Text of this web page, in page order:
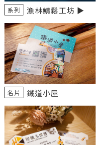
漁林鯖鬆工坊 ▶️
系列
鐵道小屋
名片